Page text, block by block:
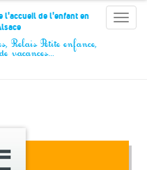
Toggle
l'accueil de l'enfant en
Relais Petite enfance,
vacances…